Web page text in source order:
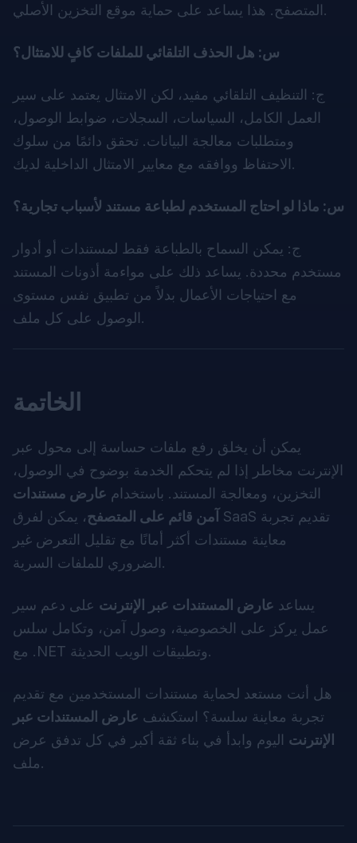
المتصفح. هذا يساعد على حماية موقع التخزين الأصلي.
س: هل الحذف التلقائي للملفات كافٍ للامتثال؟
ج: التنظيف التلقائي مفيد، لكن الامتثال يعتمد على سير
العمل الكامل، السياسات، السجلات، ضوابط الوصول،
ومتطلبات معالجة البيانات. تحقق دائمًا من سلوك
الاحتفاظ ووافقه مع معايير الامتثال الداخلية لديك.
س: ماذا لو احتاج المستخدم لطباعة مستند لأسباب تجارية؟
ج: يمكن السماح بالطباعة فقط لمستندات أو أدوار
مستخدم محددة. يساعد ذلك على مواءمة أذونات المستند
مع احتياجات الأعمال بدلاً من تطبيق نفس مستوى
الوصول على كل ملف.
الخاتمة
يمكن أن يخلق رفع ملفات حساسة إلى محول عبر
الإنترنت مخاطر إذا لم يتحكم الخدمة بوضوح في الوصول،
التخزين، ومعالجة المستند. باستخدام عارض مستندات
آمن قائم على المتصفح، يمكن لفرق SaaS تقديم تجربة
معاينة مستندات أكثر أمانًا مع تقليل التعرض غير
الضروري للملفات السرية.
يساعد عارض المستندات عبر الإنترنت على دعم سير
عمل يركز على الخصوصية، وصول آمن، وتكامل سلس
مع .NET وتطبيقات الويب الحديثة.
هل أنت مستعد لحماية مستندات المستخدمين مع تقديم
تجربة معاينة سلسة؟ استكشف عارض المستندات عبر
الإنترنت اليوم وابدأ في بناء ثقة أكبر في كل تدفق عرض
ملف.